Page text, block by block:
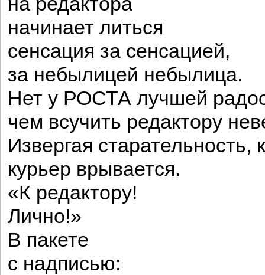
начинает литься
сенсация за сенсацией,
за небылицей небылица.
Нет у РОСТА лучшей
чем всучить редактору
Извергая старательность,
курьер врывается.
«К редактору!
Лично!»
В пакете
с надписью: